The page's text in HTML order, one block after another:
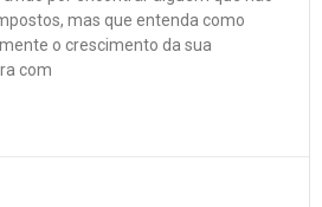
mas que entenda como
o crescimento da sua
com